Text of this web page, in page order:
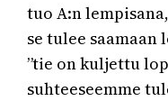
tuo A:n
se tulee
”tie on kuljettu
suhteeseemme